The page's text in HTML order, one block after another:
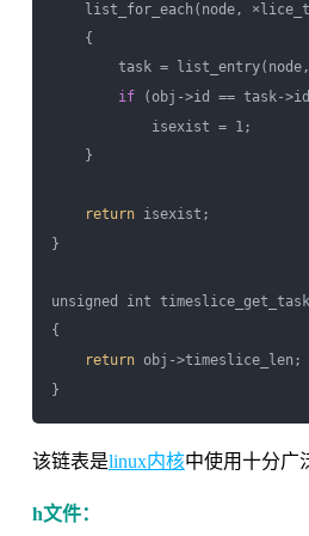
list_for_each(node,
{
task = list_entry(node,
if (obj->id == task-
isexist = 1;
}
return isexist;
}
unsigned int
{
return obj->timeslice_len;
该链表是linux内核中使用十分广
h文件：